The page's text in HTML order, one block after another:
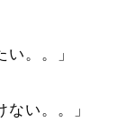
。。」
ない。。」